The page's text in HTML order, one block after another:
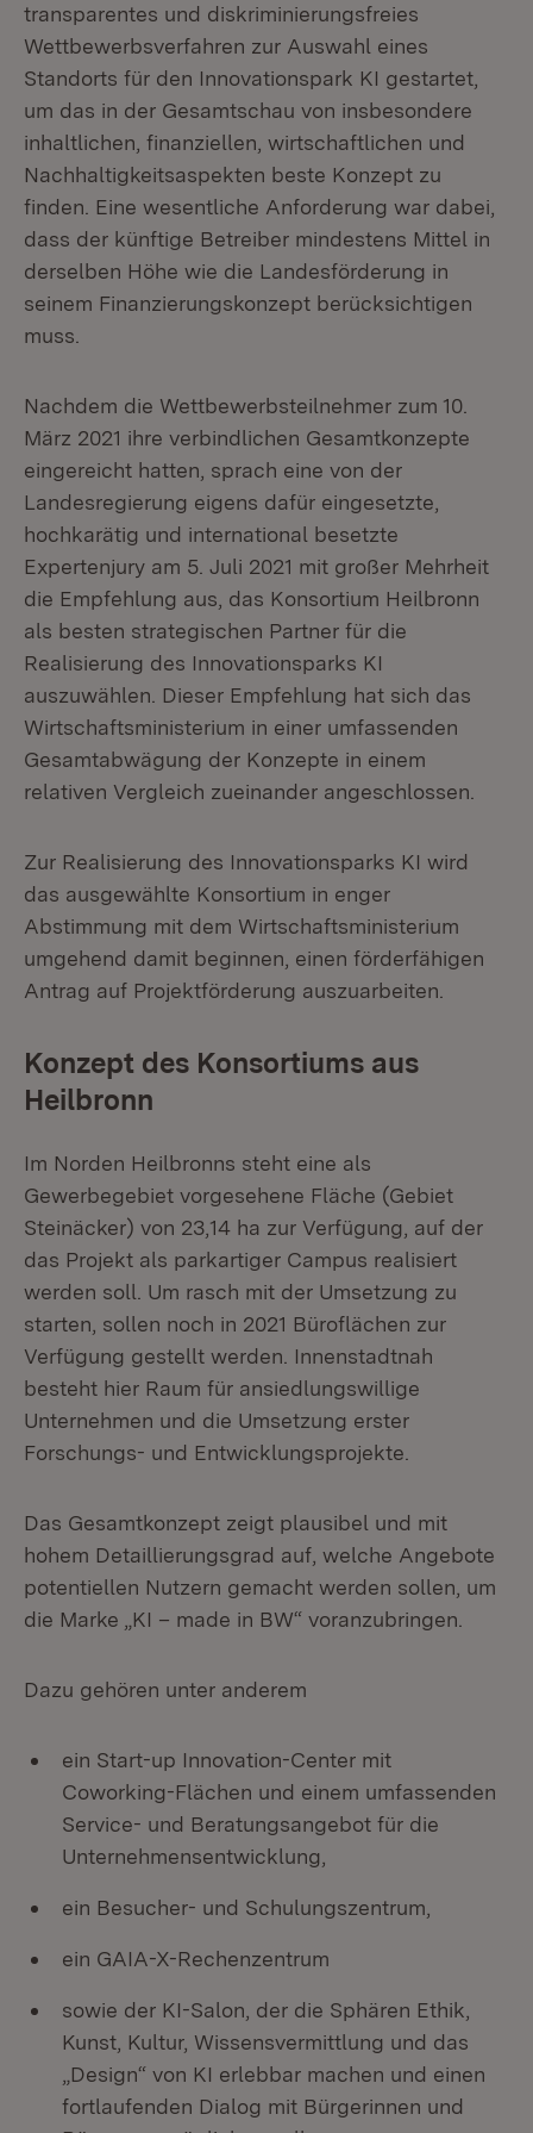
transparentes und diskriminierungsfreies
Wettbewerbsverfahren zur Auswahl eines
Standorts für den Innovationspark KI gestartet,
um das in der Gesamtschau von insbesondere
inhaltlichen, finanziellen, wirtschaftlichen und
Nachhaltigkeitsaspekten beste Konzept zu
finden. Eine wesentliche Anforderung war dabei,
dass der künftige Betreiber mindestens Mittel in
derselben Höhe wie die Landesförderung in
seinem Finanzierungskonzept berücksichtigen
muss.
Nachdem die Wettbewerbsteilnehmer zum 10.
März 2021 ihre verbindlichen Gesamtkonzepte
eingereicht hatten, sprach eine von der
Landesregierung eigens dafür eingesetzte,
hochkarätig und international besetzte
Expertenjury am 5. Juli 2021 mit großer Mehrheit
die Empfehlung aus, das Konsortium Heilbronn
als besten strategischen Partner für die
Realisierung des Innovationsparks KI
auszuwählen. Dieser Empfehlung hat sich das
Wirtschaftsministerium in einer umfassenden
Gesamtabwägung der Konzepte in einem
relativen Vergleich zueinander angeschlossen.
Zur Realisierung des Innovationsparks KI wird
das ausgewählte Konsortium in enger
Abstimmung mit dem Wirtschaftsministerium
umgehend damit beginnen, einen förderfähigen
Antrag auf Projektförderung auszuarbeiten.
Konzept des Konsortiums aus
Heilbronn
Im Norden Heilbronns steht eine als
Gewerbegebiet vorgesehene Fläche (Gebiet
Steinäcker) von 23,14 ha zur Verfügung, auf der
das Projekt als parkartiger Campus realisiert
werden soll. Um rasch mit der Umsetzung zu
starten, sollen noch in 2021 Büroflächen zur
Verfügung gestellt werden. Innenstadtnah
besteht hier Raum für ansiedlungswillige
Unternehmen und die Umsetzung erster
Forschungs- und Entwicklungsprojekte.
Das Gesamtkonzept zeigt plausibel und mit
hohem Detaillierungsgrad auf, welche Angebote
potentiellen Nutzern gemacht werden sollen, um
die Marke „KI – made in BW“ voranzubringen.
Dazu gehören unter anderem
ein Start-up Innovation-Center mit
Coworking-Flächen und einem umfassenden
Service- und Beratungsangebot für die
Unternehmensentwicklung,
ein Besucher- und Schulungszentrum,
ein GAIA-X-Rechenzentrum
sowie der KI-Salon, der die Sphären Ethik,
Kunst, Kultur, Wissensvermittlung und das
„Design“ von KI erlebbar machen und einen
fortlaufenden Dialog mit Bürgerinnen und